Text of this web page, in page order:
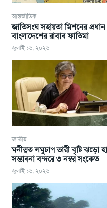
আন্তর্জাতিক
জাতিসংঘ সহায়তা মিশনের প্রধান
বাংলাদেশের রাবাব ফাতিমা
জুলাই ১৬, ২০২৬
জাতীয়
ঘনীভূত লঘুচাপ ভারী বৃষ্টি ঝড়ো
সম্ভাবনা বন্দরে ৩ নম্বর সংকেত
জুলাই ১৬, ২০২৬